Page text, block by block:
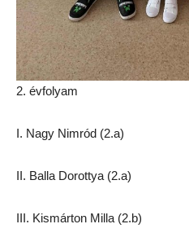
2. évfolyam
I. Nagy Nimród (2.a)
II. Balla Dorottya (2.a)
III. Kismárton Milla (2.b)